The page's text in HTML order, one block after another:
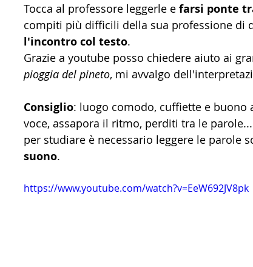
Tocca al professore leggerle e farsi ponte
compiti più difficili della sua professione di
l'incontro col testo.
Grazie a youtube posso chiedere aiuto ai
pioggia del pineto, mi avvalgo
Consiglio: luogo comodo, cuffiette e buono
voce, assapora il ritmo, perditi tra le
per studiare è necessario leggere le parole
suono.
https://www.youtube.com/watch?v=EeW692JV8pk